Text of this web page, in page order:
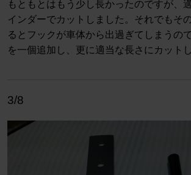
もともとはもう少し長かったのですが、
インダーでカットしました。それでもそ
るとフックが車体から出過ぎてしまうの
を一個追加し、更に適当な長さにカット
3/8